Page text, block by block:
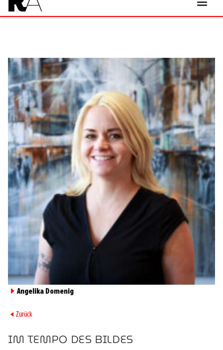
► Angelika Domenig
► Zurück
IM TEMPO DES BILDES